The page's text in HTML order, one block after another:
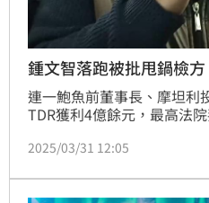
鍾文智落跑被批甩鍋檢
連一鮑魚前董事長、摩坦利
TDR獲利4億餘元，最高法
法院合議庭解除鍾文智的電
官的問題。對此，劍青檢改
2025/03/31 12:05